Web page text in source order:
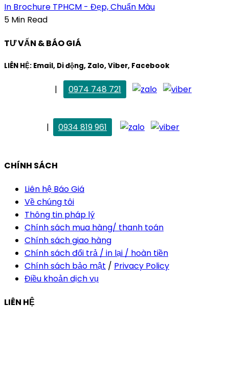
In Brochure TPHCM - Đẹp, Chuẩn Màu
5 Min Read
TƯ VẤN & BÁO GIÁ
LIÊN HỆ: Email, Di động, Zalo, Viber, Facebook
|
0974 748 721
|
0934 819 961
CHÍNH SÁCH
Liên hệ Báo Giá
Về chúng tôi
Thông tin pháp lý
Chính sách mua hàng/ thanh toán
Chính sách giao hàng
Chính sách đổi trả / in lại / hoàn tiền
Chính sách bảo mật / Privacy Policy
Điều khoản dịch vụ
LIÊN HỆ